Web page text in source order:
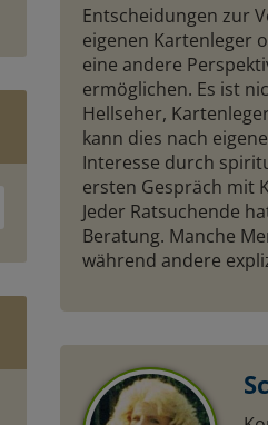
Marion
Entscheidungen zur
eigenen Kartenleger
eine andere
ermöglichen. Es ist
Hellseher,
kann dies nach
Interesse durch
ersten Gespräch mit
Jeder Ratsuchende
Beratung. Manche
während andere